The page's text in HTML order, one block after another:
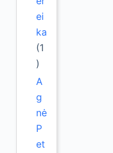
ei
ka
(1
)
A
g
nė
P
et